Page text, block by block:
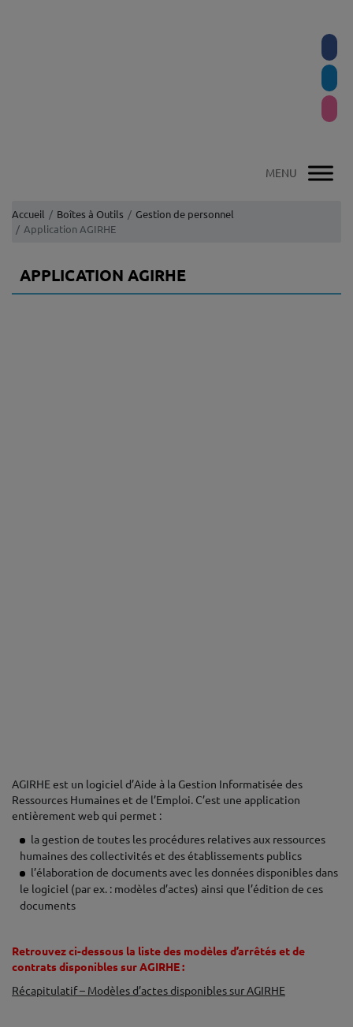
Accueil Boîtes à Outils
Gestion de personnel
Application AGIRHE
APPLICATION AGIRHE
AGIRHE est un logiciel d’Aide à la Gestion Informatisée des
Ressources Humaines et de l’Emploi. C’est une application
entièrement web qui permet :
la gestion de toutes les procédures relatives aux ressources
humaines des collectivités et des établissements publics
l’élaboration de documents avec les données disponibles dans
le logiciel (par ex. : modèles d’actes) ainsi que l’édition de ces
documents
Retrouvez ci-dessous la liste des modèles d’arrêtés et de
contrats disponibles sur AGIRHE :
Récapitulatif – Modèles d’actes disponibles sur AGIRHE